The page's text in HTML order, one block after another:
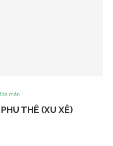
mặn
THÊ (XU XÊ)